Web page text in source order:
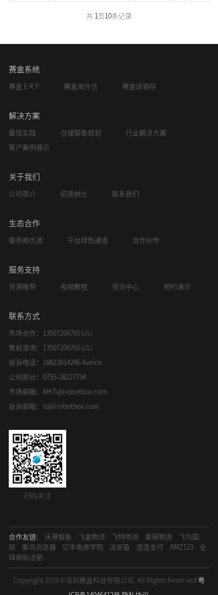
共 1页 10条记录
赛盒系统
赛盒 E R P 赛盒海外仓 赛盒进销存
解决方案
最佳实践 仓储智能规划 行业解决方案
客户案例展示
关于我们
公司简介 招贤纳士 联系我们
生态合作
服务商优选 平台绿色通道 合作伙伴
服务支持
资源推荐 视频教程 资讯中心 预约演示
联系方式
市场合作：13507206765 LiLi
售前咨询：13507206765 LiLi
投诉电话：18823814246 Aveice
公司前台：0755-28227734
市场邮箱： MKT@irobotbox.com
投诉邮箱： ts@irobotbox.com
扫码关注
合作友链: 沃港智能 飞盒物流 飞特物流 乘驿物流
飞鸟国
际
紫鸟浏览器 亿丰电商学院 派安盈 连连支付 AMZ123
全
球商标注册
Copyright 2019 ©深圳赛盒科技有限公司. All Rights Reserved 粤